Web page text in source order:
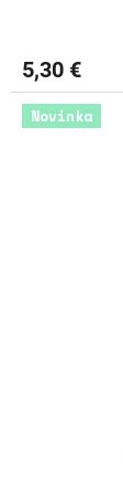
5,30 €
Novinka